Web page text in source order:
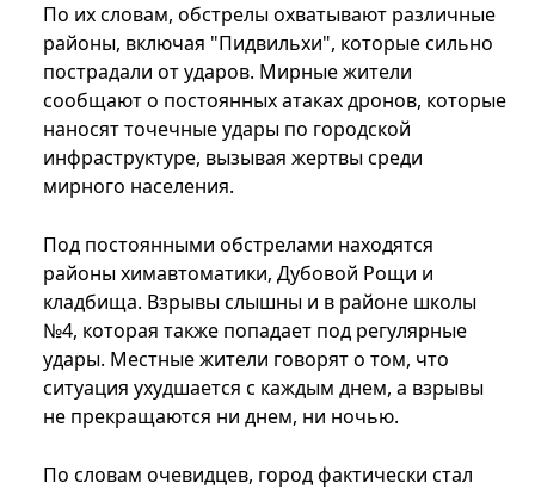
По их словам, обстрелы охватывают различные
районы, включая "Пидвильхи", которые сильно
пострадали от ударов. Мирные жители
сообщают о постоянных атаках дронов, которые
наносят точечные удары по городской
инфраструктуре, вызывая жертвы среди
мирного населения.
Под постоянными обстрелами находятся
районы химавтоматики, Дубовой Рощи и
кладбища. Взрывы слышны и в районе школы
№4, которая также попадает под регулярные
удары. Местные жители говорят о том, что
ситуация ухудшается с каждым днем, а взрывы
не прекращаются ни днем, ни ночью.
По словам очевидцев, город фактически стал